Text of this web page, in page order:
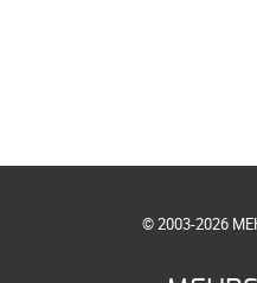
© 2003-2026